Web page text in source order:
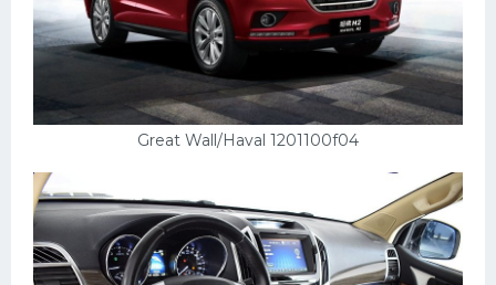
Great Wall/Haval 1201100f04